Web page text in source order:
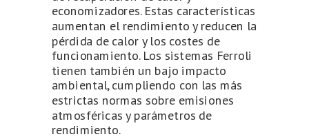
economizadores. Estas características
aumentan el rendimiento y reducen la
pérdida de calor y los costes de
funcionamiento. Los sistemas Ferroli
tienen también un bajo impacto
ambiental, cumpliendo con las más
estrictas normas sobre emisiones
atmosféricas y parámetros de
rendimiento.